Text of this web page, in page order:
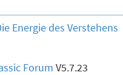
Energie des Verstehens
Forum V5.7.23